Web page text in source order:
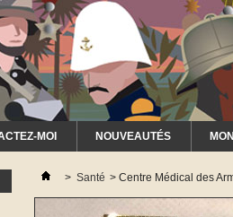
MOI NOUVEAUTÉS
> Santé > Centre Médical des